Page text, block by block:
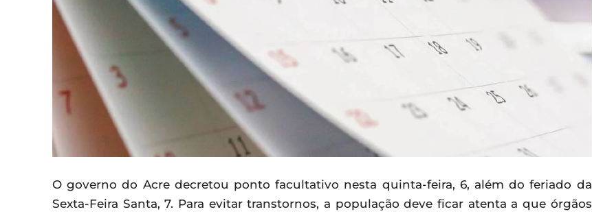
O governo do Acre decretou ponto facultativo nesta quinta-feira, 6, além do feriado da
Sexta-Feira Santa, 7. Para evitar transtornos, a população deve ficar atenta a que órgãos